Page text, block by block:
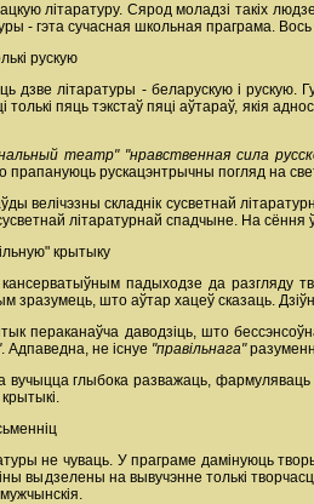
літаратуру. Сярод моладзі такіх
- гэта сучасная школьная праграма.
рускую
дзве літаратуры - беларускую і
пяць тэкстаў пяці аўтараў, якія
театр" "нравственная сила
прапануюць рускацэнтрычны погляд на
велічэзны складнік сусветнай
літаратурнай спадчыне. На
крытыку
падыходзе да разгляду
зразумець, што аўтар хацеў сказаць.
пераканаўча даводзіць, што
. Адпаведна, не існуе "правільнага"
глыбока разважаць,
не чуваць. У праграме дамінуюць
выдзелены на вывучэнне толькі